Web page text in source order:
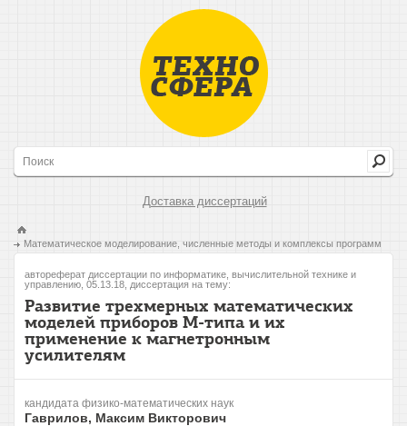
Доставка диссертаций
Математическое моделирование, численные методы и комплексы программ
автореферат диссертации по информатике, вычислительной технике и
управлению, 05.13.18, диссертация на тему:
Развитие трехмерных математических
моделей приборов М-типа и их
применение к магнетронным
усилителям
кандидата физико-математических наук
Гаврилов, Максим Викторович